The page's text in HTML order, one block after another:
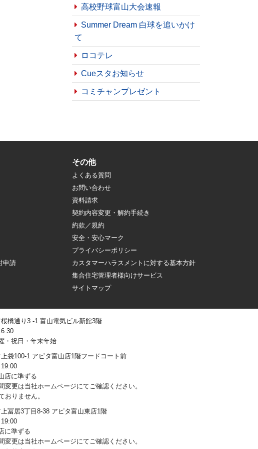
高校野球富山大会速報
Summer Dream 白球を追いかけ
て
ロコテレ
Cueスタお知らせ
コミチャンプレゼント
申請
その他
よくある質問
お問い合わせ
資料請求
契約内容変更・解約手続き
約款／規約
安全・安心マーク
プライバシーポリシー
カスタマーハラスメントに対する基本方針
集合住宅管理者様向けサービス
サイトマップ
橋通り3 -1 富山電気ビル新館3階
・祝日・年末年始
袋100-1 アピタ富山店1階フードコート前
店に準ずる
変更は当社ホームページにてご確認ください。
おりません。
冨居3丁目8-38 アピタ富山東店1階
に準ずる
変更は当社ホームページにてご確認ください。